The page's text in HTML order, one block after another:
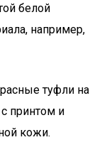
белой
например,
туфли на
принтом и
кожи.